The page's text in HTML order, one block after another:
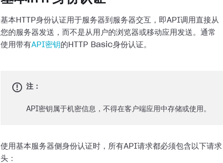
基本HTTP身份认证用于服务器到服务器交互，即API调用直接从
您的服务器发送，而不是从用户的浏览器或移动应用发送。通常
使用带有API密钥 的HTTP Basic身份认证。
注：
API密钥属于机密信息，不得在客户端应用中存储或使用。
使用基本服务器侧身份认证时，所有API请求都必须包含以下请求
头：